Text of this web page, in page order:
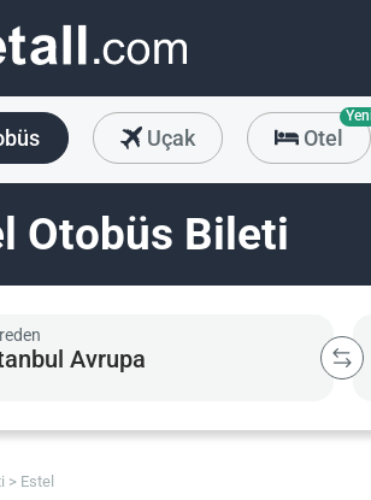
Uçak Otel
Otobüs Bileti
Estel